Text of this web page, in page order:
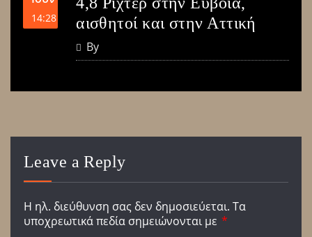
14:28
αισθητοί και στην Αττική
By
Leave a Reply
Η ηλ. διεύθυνση σας δεν δημοσιεύεται. Τα
υποχρεωτικά πεδία σημειώνονται με *